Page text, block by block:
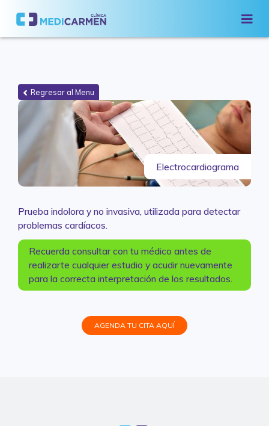
Regresar al Menu
Electrocardiograma
Prueba indolora y no invasiva, utilizada para detectar
problemas cardíacos.
Recuerda consultar con tu médico antes de
realizarte cualquier estudio y acudir nuevamente
para la correcta interpretación de los resultados.
AGENDA TU CITA AQUÍ